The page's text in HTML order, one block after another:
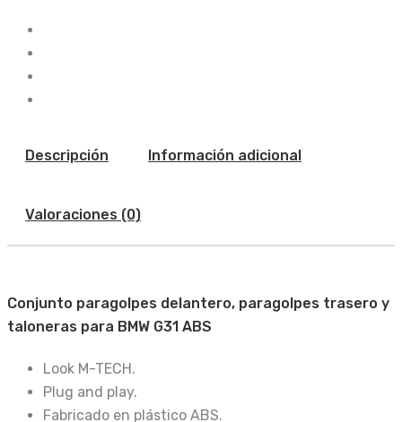
Descripción Información adicional
Valoraciones (0)
Conjunto paragolpes delantero, paragolpes trasero y
taloneras para BMW G31 ABS
Look M-TECH.
Plug and play.
Fabricado en plástico ABS.